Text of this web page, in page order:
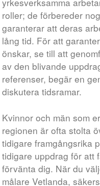
roller; de förbereder
garanterar att deras
lång tid. För att
önskar, se till att
av den blivande
referenser, begär en
diskutera tidsramar.
Kvinnor och män som
regionen är ofta stolta
tidigare framgångsrika
tidigare uppdrag för att
förvänta dig. När du
målare Vetlanda,